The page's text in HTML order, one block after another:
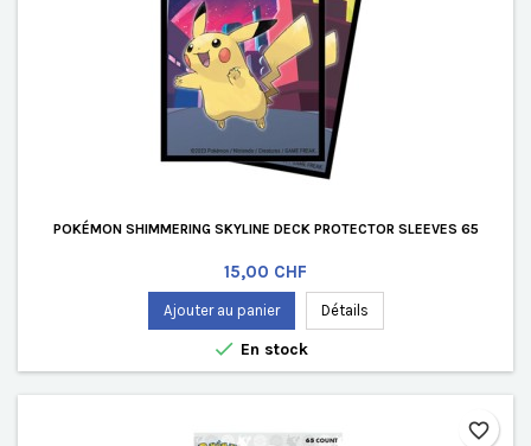
POKÉMON SHIMMERING SKYLINE DECK PROTECTOR SLEEVES 65
Prix
15,00 CHF
Ajouter au panier Détails
 En stock
favorite_border